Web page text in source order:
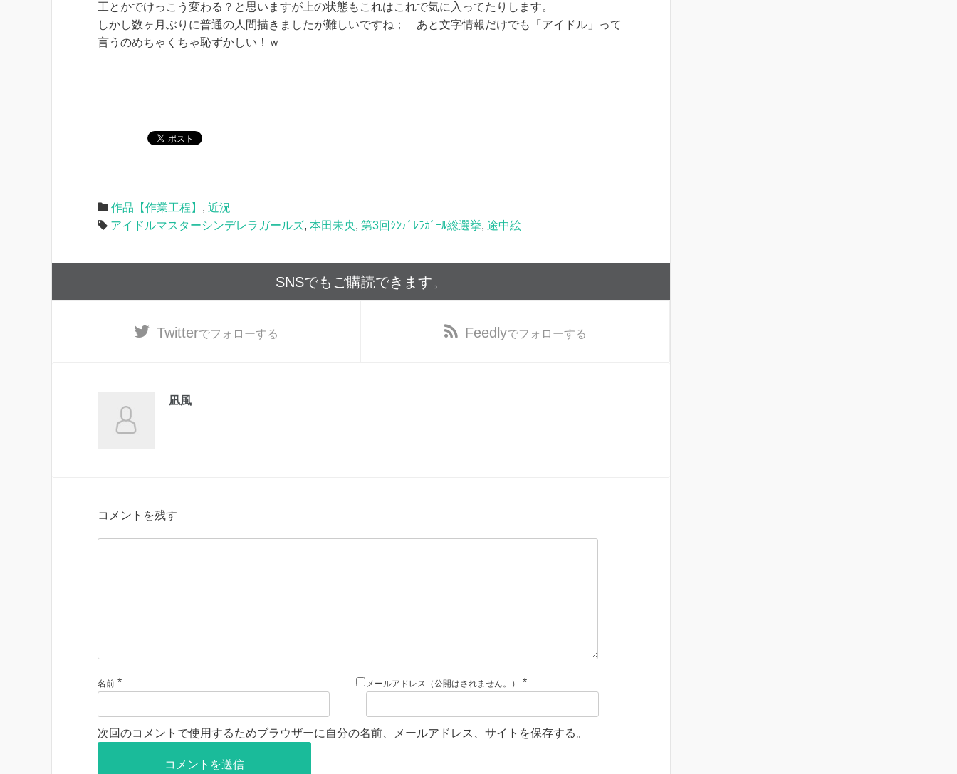
工とかでけっこう変わる？と思いますが上の状態もこれはこれで気に入ってたりします。
しかし数ヶ月ぶりに普通の人間描きましたが難しいですね； あと文字情報だけでも「アイドル」って
言うのめちゃくちゃ恥ずかしい！ｗ
作品【作業工程】 , 近況
アイドルマスターシンデレラガールズ, 本田未央, 第3回ｼﾝﾃﾞﾚﾗｶﾞｰﾙ総選挙, 途中絵
SNSでもご購読できます。
Twitterでフォローする Feedlyでフォローする
凪風
コメントを残す
名前 * メールアドレス（公開はされません。） *
次回のコメントで使用するためブラウザーに自分の名前、メールアドレス、サイトを保存する。